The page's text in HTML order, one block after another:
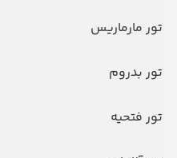
تور مارماریس
تور بدروم
تور فتحیه
امکانات
تلویزیون کابلی/ماهواره‌ای